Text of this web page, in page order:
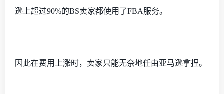
逊上超过90%的BS卖家都使用了FBA服务。
因此在费用上涨时，卖家只能无奈地任由亚马逊拿捏。